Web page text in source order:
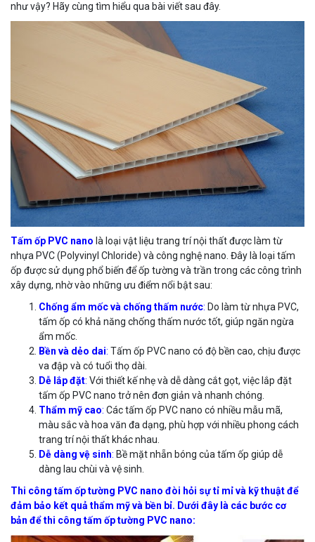
như vậy? Hãy cùng tìm hiểu qua bài viết sau đây.
Tấm ốp PVC nano là loại vật liệu trang trí nội thất được làm từ
nhựa PVC (Polyvinyl Chloride) và công nghệ nano. Đây là loại tấm
ốp được sử dụng phổ biến để ốp tường và trần trong các công trình
xây dựng, nhờ vào những ưu điểm nổi bật sau:
Chống ẩm mốc và chống thấm nước: Do làm từ nhựa PVC,
tấm ốp có khả năng chống thấm nước tốt, giúp ngăn ngừa
ẩm mốc.
Bền và dẻo dai: Tấm ốp PVC nano có độ bền cao, chịu được
va đập và có tuổi thọ dài.
Dễ lắp đặt: Với thiết kế nhẹ và dễ dàng cắt gọt, việc lắp đặt
tấm ốp PVC nano trở nên đơn giản và nhanh chóng.
Thẩm mỹ cao: Các tấm ốp PVC nano có nhiều mẫu mã,
màu sắc và hoa văn đa dạng, phù hợp với nhiều phong cách
trang trí nội thất khác nhau.
Dễ dàng vệ sinh: Bề mặt nhẵn bóng của tấm ốp giúp dễ
dàng lau chùi và vệ sinh.
Thi công tấm ốp tường PVC nano đòi hỏi sự tỉ mỉ và kỹ thuật để
đảm bảo kết quả thẩm mỹ và bền bỉ. Dưới đây là các bước cơ
bản để thi công tấm ốp tường PVC nano: